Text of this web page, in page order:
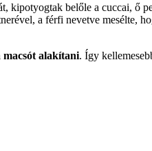
kipotyogtak belőle a cuccai, ő
a férfi nevetve mesélte,
macsót alakítani. Így